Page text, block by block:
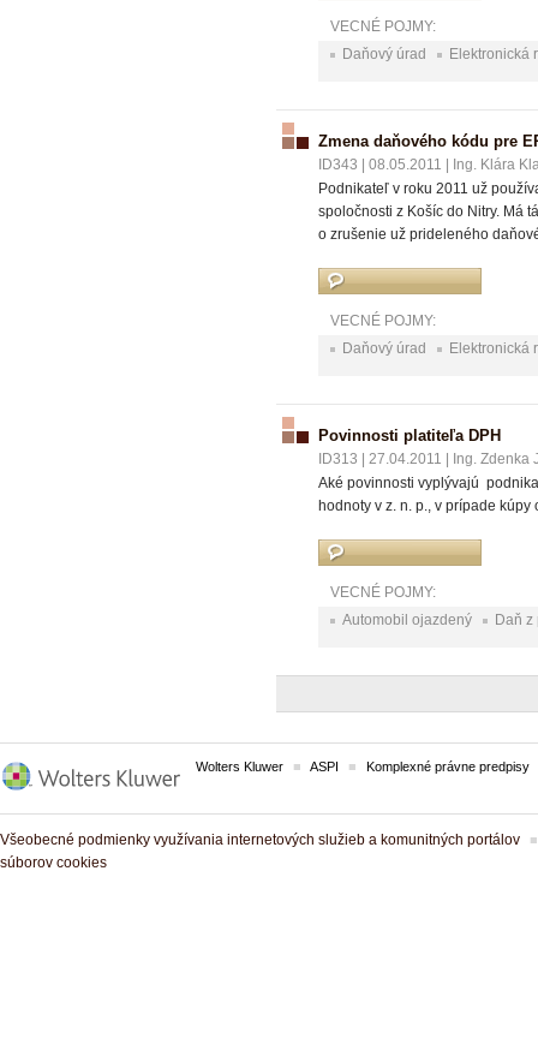
VECNÉ POJMY:
Daňový úrad
Elektronická
Zmena daňového kódu pre
ID343 08.05.2011
Ing. Klára
Podnikateľ v roku 2011 už
spoločnosti z Košíc do Nitry. Má
o zrušenie už prideleného
VECNÉ POJMY:
Daňový úrad
Elektronická
Povinnosti platiteľa DPH
ID313 27.04.2011
Ing. Zdenka
Aké povinnosti vyplývajú
hodnoty v z. n. p., v prípade
VECNÉ POJMY:
Automobil ojazdený
Daň
Wolters Kluwer ASPI Komplexné právne predpisy
Všeobecné podmienky využívania internetových služieb a komunitných portálov
súborov cookies